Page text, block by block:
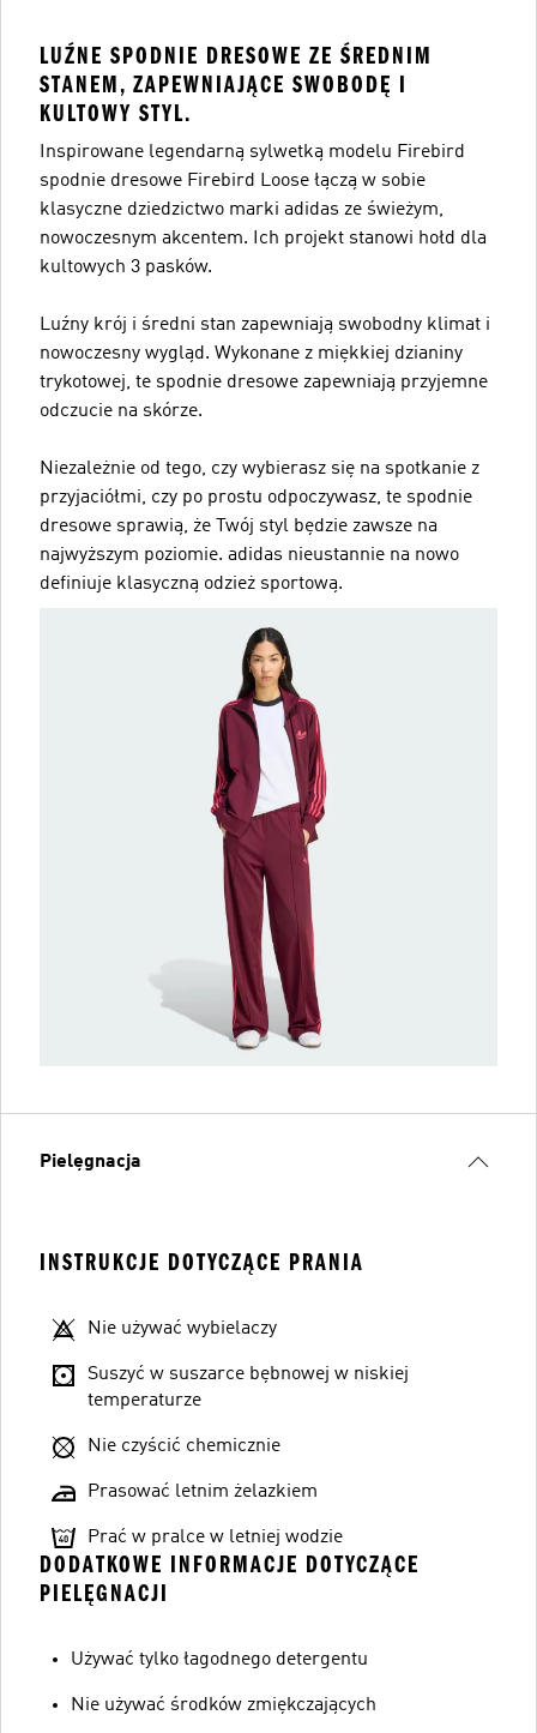
LUŹNE SPODNIE DRESOWE ZE ŚREDNIM
STANEM, ZAPEWNIAJĄCE SWOBODĘ I
KULTOWY STYL.
Inspirowane legendarną sylwetką modelu Firebird
spodnie dresowe Firebird Loose łączą w sobie
klasyczne dziedzictwo marki adidas ze świeżym,
nowoczesnym akcentem. Ich projekt stanowi hołd dla
kultowych 3 pasków.
Luźny krój i średni stan zapewniają swobodny klimat i
nowoczesny wygląd. Wykonane z miękkiej dzianiny
trykotowej, te spodnie dresowe zapewniają przyjemne
odczucie na skórze.
Niezależnie od tego, czy wybierasz się na spotkanie z
przyjaciółmi, czy po prostu odpoczywasz, te spodnie
dresowe sprawią, że Twój styl będzie zawsze na
najwyższym poziomie. adidas nieustannie na nowo
definiuje klasyczną odzież sportową.
Pielęgnacja
INSTRUKCJE DOTYCZĄCE PRANIA
Nie używać wybielaczy
Suszyć w suszarce bębnowej w niskiej
temperaturze
Nie czyścić chemicznie
Prasować letnim żelazkiem
Prać w pralce w letniej wodzie
DODATKOWE INFORMACJE DOTYCZĄCE
PIELĘGNACJI
Używać tylko łagodnego detergentu
Nie używać środków zmiękczających